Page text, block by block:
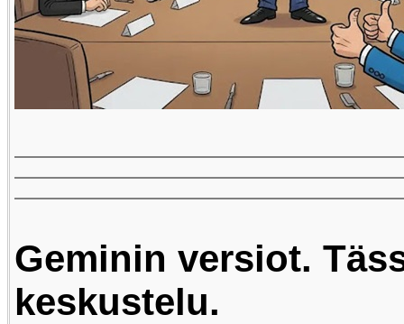
Geminin versiot.
keskustelu.